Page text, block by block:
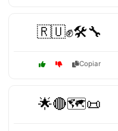
🇷🇺✊🛠️🔧
Copiar
🌟🔴🗺️📜